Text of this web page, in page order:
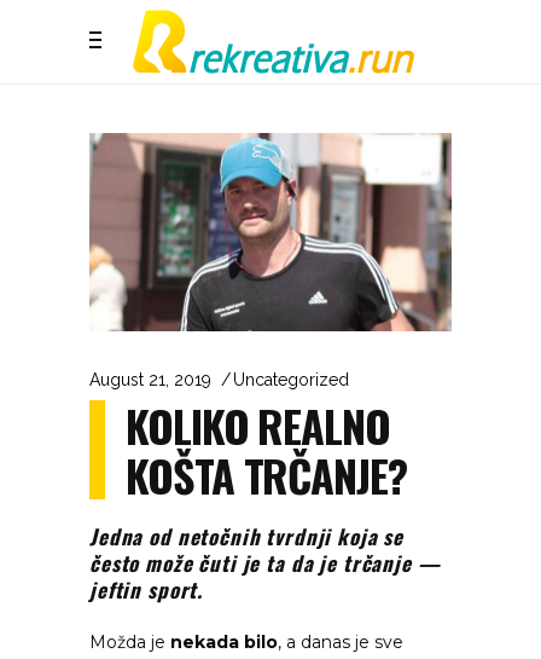
August 21, 2019 Uncategorized
KOLIKO REALNO
KOŠTA TRČANJE?
Jedna od netočnih tvrdnji koja se
često može čuti je ta da je trčanje —
jeftin sport.
Možda je nekada bilo, a danas je sve